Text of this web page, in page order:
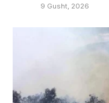
9 Gusht, 2026